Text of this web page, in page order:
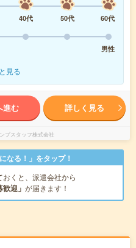
40代 50代
60代
男性
見る
進む 詳しく見る
プスタッフ株式会社
なる！」をタップ！
おくと、派遣会社から
歓迎」 が届きます！